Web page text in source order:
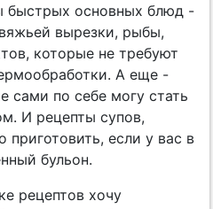
быстрых основных блюд -
вырезки, рыбы,
которые не требуют
А еще -
сами по себе могу стать
И рецепты супов,
приготовить, если у вас в
бульон.
рецептов хочу